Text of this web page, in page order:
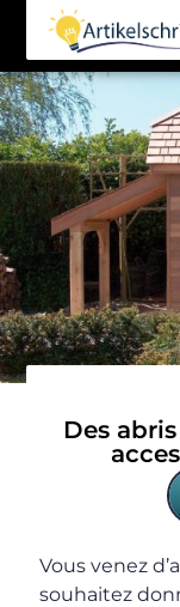
Des
Vous venez
souhaitez